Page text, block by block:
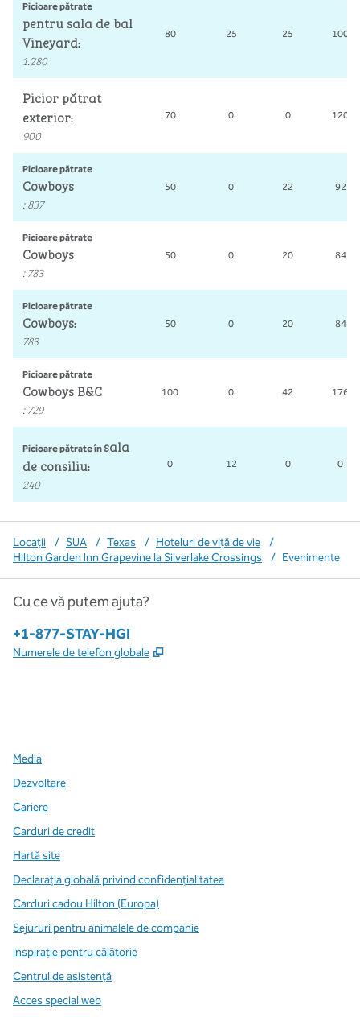
Picioare pătrate
pentru sala de bal
Vineyard:
1.280
80 25 25 100
Picior pătrat
exterior:
900
70 0 0 120
Picioare pătrate
Cowboys
:837
50 0 22 92
Picioare pătrate
Cowboys
: 783
50 0 20 84
Picioare pătrate
Cowboys:
783
50 0 20 84
Picioare pătrate
Cowboys B&C
: 729
100 0 42 176
Picioare pătrate în sala
de consiliu:
240
0 12 0 0
Locații / SUA / Texas / Hoteluri de viță de vie
/
Hilton Garden Inn Grapevine la Silverlake Crossings
/ Evenimente
Cu ce vă putem ajuta?
Telefon:
+1-877-STAY-HGI
Numerele de telefon globale ,
Media
Dezvoltare
Cariere
Carduri de credit
Hartă site
Declarația globală privind confidenţialitatea
Carduri cadou Hilton (Europa)
Sejururi pentru animalele de companie
Inspirație pentru călătorie
Centrul de asistență
Acces special web